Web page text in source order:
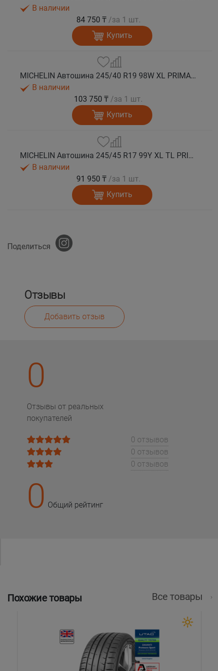
В наличии
84 750 ₸ /за 1 шт.
Купить
MICHELIN Автошина 245/40 R19 98W XL PRIMACY 5 лето
В наличии
103 750 ₸ /за 1 шт.
Купить
MICHELIN Автошина 245/45 R17 99Y XL TL PRIMACY 5 лето
В наличии
91 950 ₸ /за 1 шт.
Купить
Поделиться
Отзывы
Добавить отзыв
0
Отзывы от реальных
покупателей
0 отзывов
0 отзывов
0 отзывов
0 Общий рейтинг
Похожие товары Все товары